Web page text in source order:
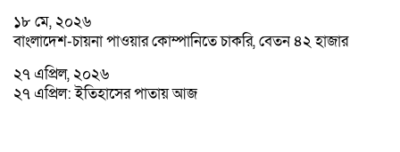
১৮ মে, ২০২৬
বাংলাদেশ-চায়না পাওয়ার কোম্পানিতে চাকরি, বেতন ৪২ হাজার
২৭ এপ্রিল, ২০২৬
২৭ এপ্রিল: ইতিহাসের পাতায় আজ